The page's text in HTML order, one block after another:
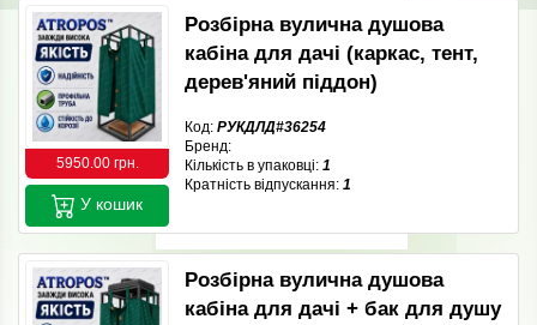
5950.00 грн.
Розбірна вулична душова
кабіна для дачі (каркас, тент,
дерев'яний піддон)
Код: РУКДЛД#36254
Бренд:
Кількість в упаковці: 1
Кратність відпускання: 1
У кошик
Розбірна вулична душова
кабіна для дачі + бак для душу